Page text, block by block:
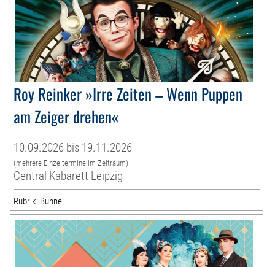
Roy Reinker »Irre Zeiten – Wenn Puppen
am Zeiger drehen«
10.09.2026 bis 19.11.2026
(mehrere Einzeltermine im Zeitraum)
Central Kabarett Leipzig
Rubrik: Bühne